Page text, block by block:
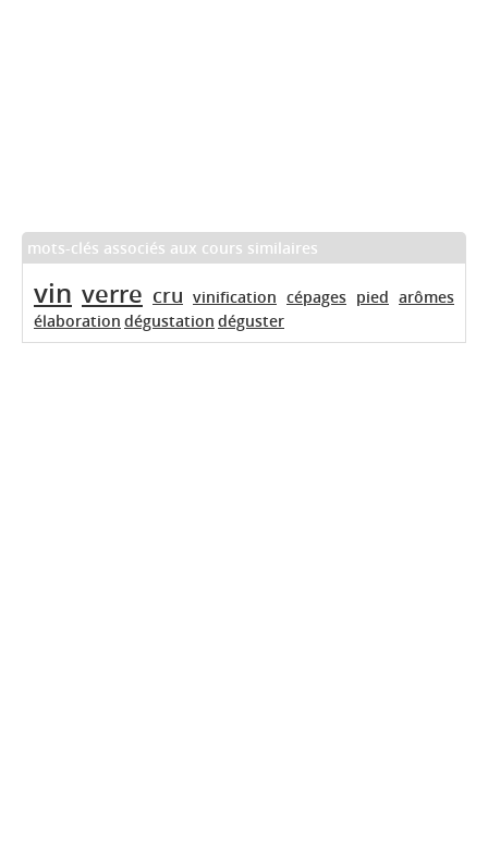
mots-clés associés aux cours similaires
vin verre cru vinification cépages pied arômes
élaboration dégustation déguster